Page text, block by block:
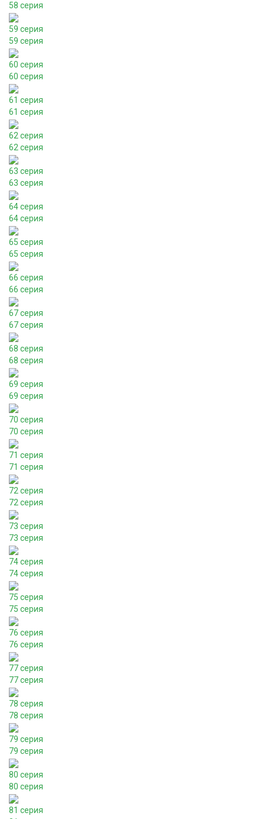
58 серия
59 серия
59 серия
60 серия
60 серия
61 серия
61 серия
62 серия
62 серия
63 серия
63 серия
64 серия
64 серия
65 серия
65 серия
66 серия
66 серия
67 серия
67 серия
68 серия
68 серия
69 серия
69 серия
70 серия
70 серия
71 серия
71 серия
72 серия
72 серия
73 серия
73 серия
74 серия
74 серия
75 серия
75 серия
76 серия
76 серия
77 серия
77 серия
78 серия
78 серия
79 серия
79 серия
80 серия
80 серия
81 серия